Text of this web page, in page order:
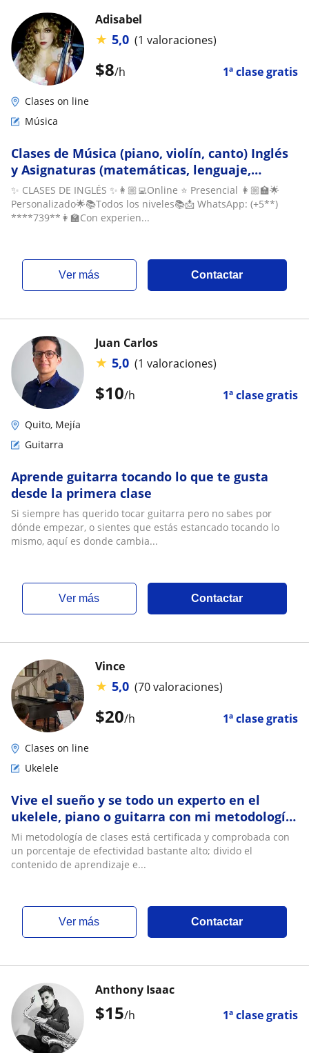
$8/h 1ª clase gratis
Adisabel
★ 5,0 (1 valoraciones)
Clases on line
Música
Clases de Música (piano, violín, canto) Inglés
y Asignaturas (matemáticas, lenguaje,
ciencias, física, química, etc.)
✨ CLASES DE INGLÉS ✨👩🏼‍💻Online ⭐️ Presencial 👩🏼‍🏫🌟
Personalizado🌟📚Todos los niveles📚📩 WhatsApp: (+5**)
****739**👩‍🏫Con experien...
ver más Contactar
$10/h 1ª clase gratis
Juan Carlos
★ 5,0 (1 valoraciones)
Quito, Mejía
Guitarra
Aprende guitarra tocando lo que te gusta
desde la primera clase
Si siempre has querido tocar guitarra pero no sabes por
dónde empezar, o sientes que estás estancado tocando lo
mismo, aquí es donde cambia...
ver más Contactar
$20/h 1ª clase gratis
Vince
★ 5,0 (70 valoraciones)
Clases on line
Ukelele
Vive el sueño y se todo un experto en el
ukelele, piano o guitarra con mi metodología
de clases. Certificado y Comprobado, en 16
semanas tocas
Mi metodología de clases está certificada y comprobada con
un porcentaje de efectividad bastante alto; divido el
contenido de aprendizaje e...
ver más Contactar
$15/h 1ª clase gratis
Anthony Isaac